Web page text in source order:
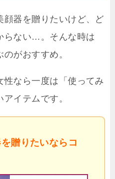
顔器を贈りたいけど、ど
らない…。そんな時は
のがおすすめ。
性なら一度は「使ってみ
イテムです。
贈りたいならコ